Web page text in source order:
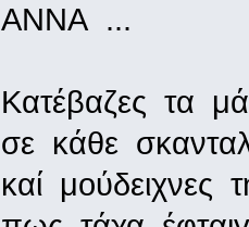
ΑΝΝΑ ...
Κατέβαζες τα
σε κάθε
καί μούδειχνες